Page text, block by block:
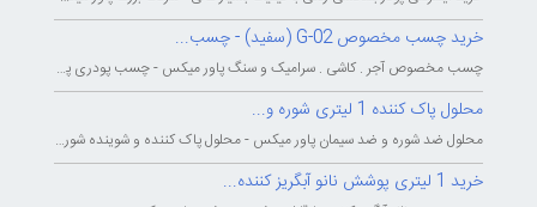
خرید چسب مخصوص G-02 (سفید) - چسب...
چسب مخصوص آجر . کاشی . سرامیک و سنگ پاور میکس - چسب پودری پاورمیکس - چسب...
محلول پاک کننده 1 لیتری شوره و...
محلول ضد شوره و ضد سیمان پاور میکس - محلول پاک کننده و شوینده شوره و سیمان...
خرید 1 لیتری پوشش نانو آبگریز کننده...